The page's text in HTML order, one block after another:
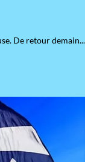
De retour demain...